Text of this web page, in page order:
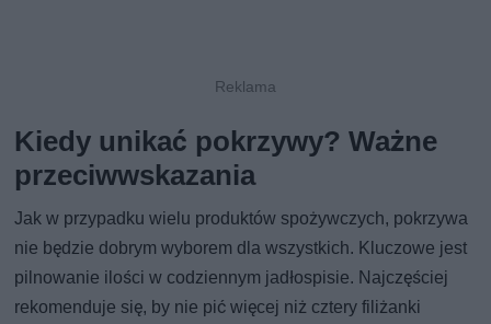
Kiedy unikać pokrzywy? Ważne
przeciwwskazania
Jak w przypadku wielu produktów spożywczych, pokrzywa
nie będzie dobrym wyborem dla wszystkich. Kluczowe jest
pilnowanie ilości w codziennym jadłospisie. Najczęściej
rekomenduje się, by nie pić więcej niż cztery filiżanki